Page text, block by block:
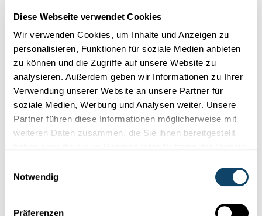
Diese Webseite verwendet Cookies
Wir verwenden Cookies, um Inhalte und Anzeigen zu
personalisieren, Funktionen für soziale Medien anbieten
zu können und die Zugriffe auf unsere Website zu
analysieren. Außerdem geben wir Informationen zu Ihrer
Verwendung unserer Website an unsere Partner für
soziale Medien, Werbung und Analysen weiter. Unsere
Partner führen diese Informationen möglicherweise mit
weiteren Daten zusammen, die Sie ihnen bereitgestellt
Notwendig
Präferenzen
Wissenschaftler und die Kinderärztin empfahlen deshalb,
eine Kinder-Prävalenzstudie in Luxemburg durchzuführen.
Das wurde aber dann nicht gemacht. Rudi Balling weiß
bis heute nicht warum. „Es wäre für uns hilfreich zu
wissen, welche wissenschaftliche Evidenz sich in
politischen Entscheidungen wieder spiegelt.“
Kommunikationsprobleme
Doch auch Wissenschaftler können ihre Kommunikation
nachdem die klinische Studie zweimal kurzzeitig
provisorische Zulassung, wurde aber zunächst für über-